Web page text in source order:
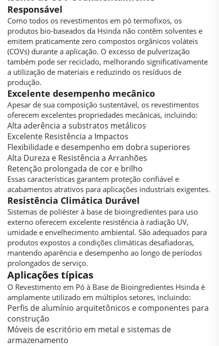
Responsável
Como todos os revestimentos em pó termofixos, os
produtos bio-baseados da Hsinda não contêm solventes e
emitem praticamente zero compostos orgânicos voláteis
(COVs) durante a aplicação. O excesso de pulverização
também pode ser reciclado, melhorando significativamente
a utilização de materiais e reduzindo os resíduos de
produção.
Excelente desempenho mecânico
Apesar de sua composição sustentável, os revestimentos
oferecem excelentes propriedades mecânicas, incluindo:
Alta aderência a substratos metálicos
Excelente Resistência a Impactos
Flexibilidade e desempenho em dobra superiores
Alta Dureza e Resistência a Arranhões
Retenção prolongada de cor e brilho
Essas características garantem proteção confiável e
acabamentos atrativos para aplicações industriais exigentes.
Resistência Climática Durável
Sistemas de poliéster à base de bioingredientes para uso
externo oferecem excelente resistência à radiação UV,
umidade e envelhecimento ambiental. São adequados para
produtos expostos a condições climáticas desafiadoras,
mantendo aparência e desempenho ao longo de períodos
prolongados de serviço.
Aplicações típicas
O Revestimento em Pó à Base de Bioingredientes Hsinda é
amplamente utilizado em múltiplos setores, incluindo:
Perfis de alumínio arquitetônicos e componentes para
construção
Móveis de escritório em metal e sistemas de
armazenamento